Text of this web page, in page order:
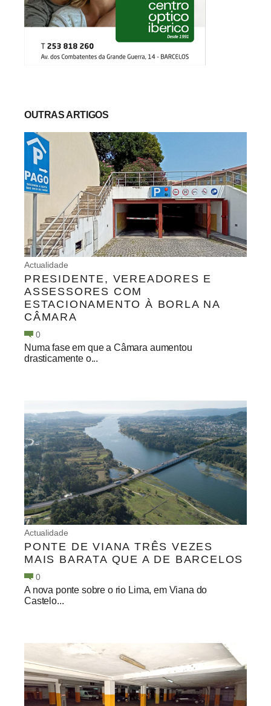
OUTRAS ARTIGOS
Actualidade
PRESIDENTE, VEREADORES E
ASSESSORES COM
ESTACIONAMENTO À BORLA NA
CÂMARA
0
Numa fase em que a Câmara aumentou
drasticamente o...
Actualidade
PONTE DE VIANA TRÊS VEZES
MAIS BARATA QUE A DE BARCELOS
0
A nova ponte sobre o rio Lima, em Viana do
Castelo...